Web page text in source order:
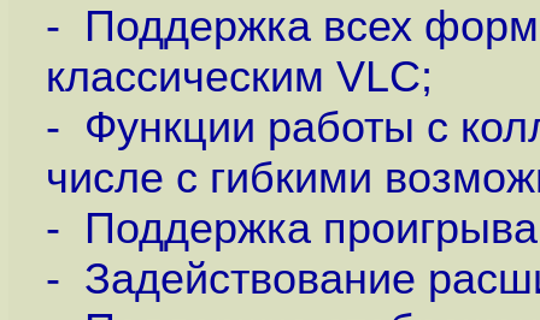
- Поддержка всех
классическим VLC;
- Функции работы с
числе с гибкими
- Поддержка
- Задействование